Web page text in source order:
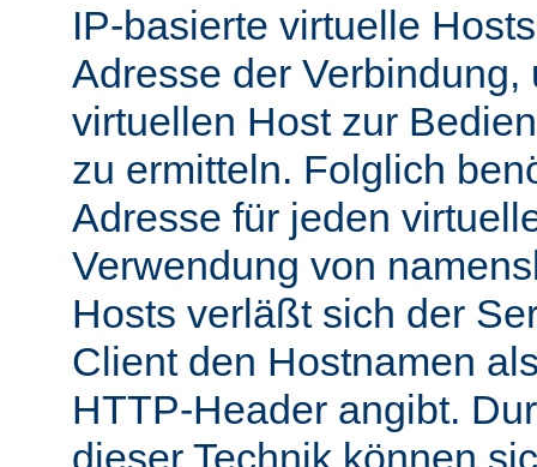
IP-basierte virtuelle
Adresse der Verbindung,
virtuellen Host zur
zu ermitteln. Folglich
Adresse für jeden
Verwendung von
Hosts verläßt sich der
Client den Hostnamen
HTTP-Header angibt.
dieser Technik können